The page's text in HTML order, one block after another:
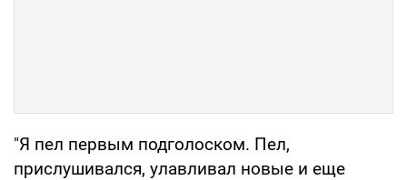
"Я пел первым подголоском. Пел,
прислушивался, улавливал новые и еще